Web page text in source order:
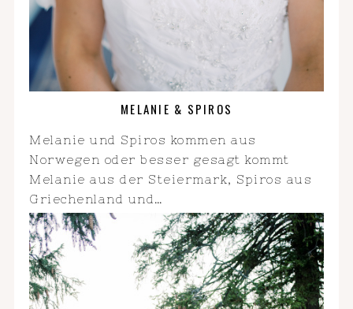
MELANIE & SPIROS
Melanie und Spiros kommen aus
Norwegen oder besser gesagt kommt
Melanie aus der Steiermark, Spiros aus
Griechenland und…